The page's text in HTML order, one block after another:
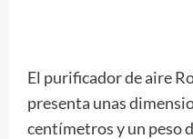
El purificador de aire
presenta unas
centímetros y un peso